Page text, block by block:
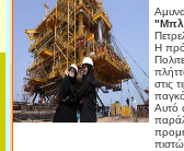
Η
στις
Αυτό